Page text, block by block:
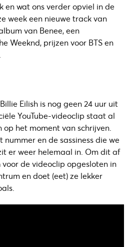
en wat ons verder opviel in de
week een nieuwe track van
van Benee, een
Weeknd, prijzen voor BTS en
Eilish is nog geen 24 uur uit
YouTube-videoclip staat al
het moment van schrijven.
nummer en de sassiness die we
er weer helemaal in. Om dit af
de videoclip opgesloten in
en doet (eet) ze lekker